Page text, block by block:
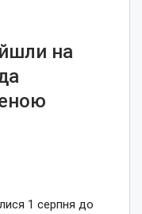
на
1 серпня до